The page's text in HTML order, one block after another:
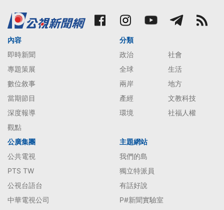
內容
即時新聞
專題策展
數位敘事
當期節目
深度報導
觀點
分類
政治
社會
全球
生活
兩岸
地方
產經
文教科技
環境
社福人權
公廣集團
公共電視
PTS TW
公視台語台
中華電視公司
主題網站
我們的島
獨立特派員
有話好說
P#新聞實驗室